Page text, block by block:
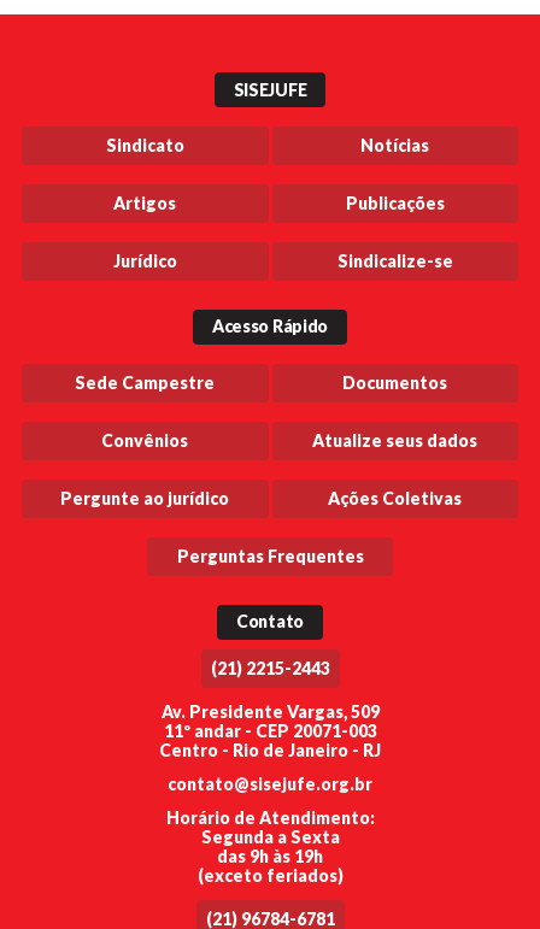
SISEJUFE
Sindicato Notícias
Artigos Publicações
Jurídico Sindicalize-se
Acesso Rápido
Sede Campestre Documentos
Convênios Atualize seus dados
Pergunte ao jurídico Ações Coletivas
Perguntas Frequentes
Contato
(21) 2215-2443
Av. Presidente Vargas, 509
11º andar - CEP 20071-003
Centro - Rio de Janeiro - RJ
contato@sisejufe.org.br
Horário de Atendimento:
Segunda a Sexta
das 9h às 19h
(exceto feriados)
(21) 96784-6781